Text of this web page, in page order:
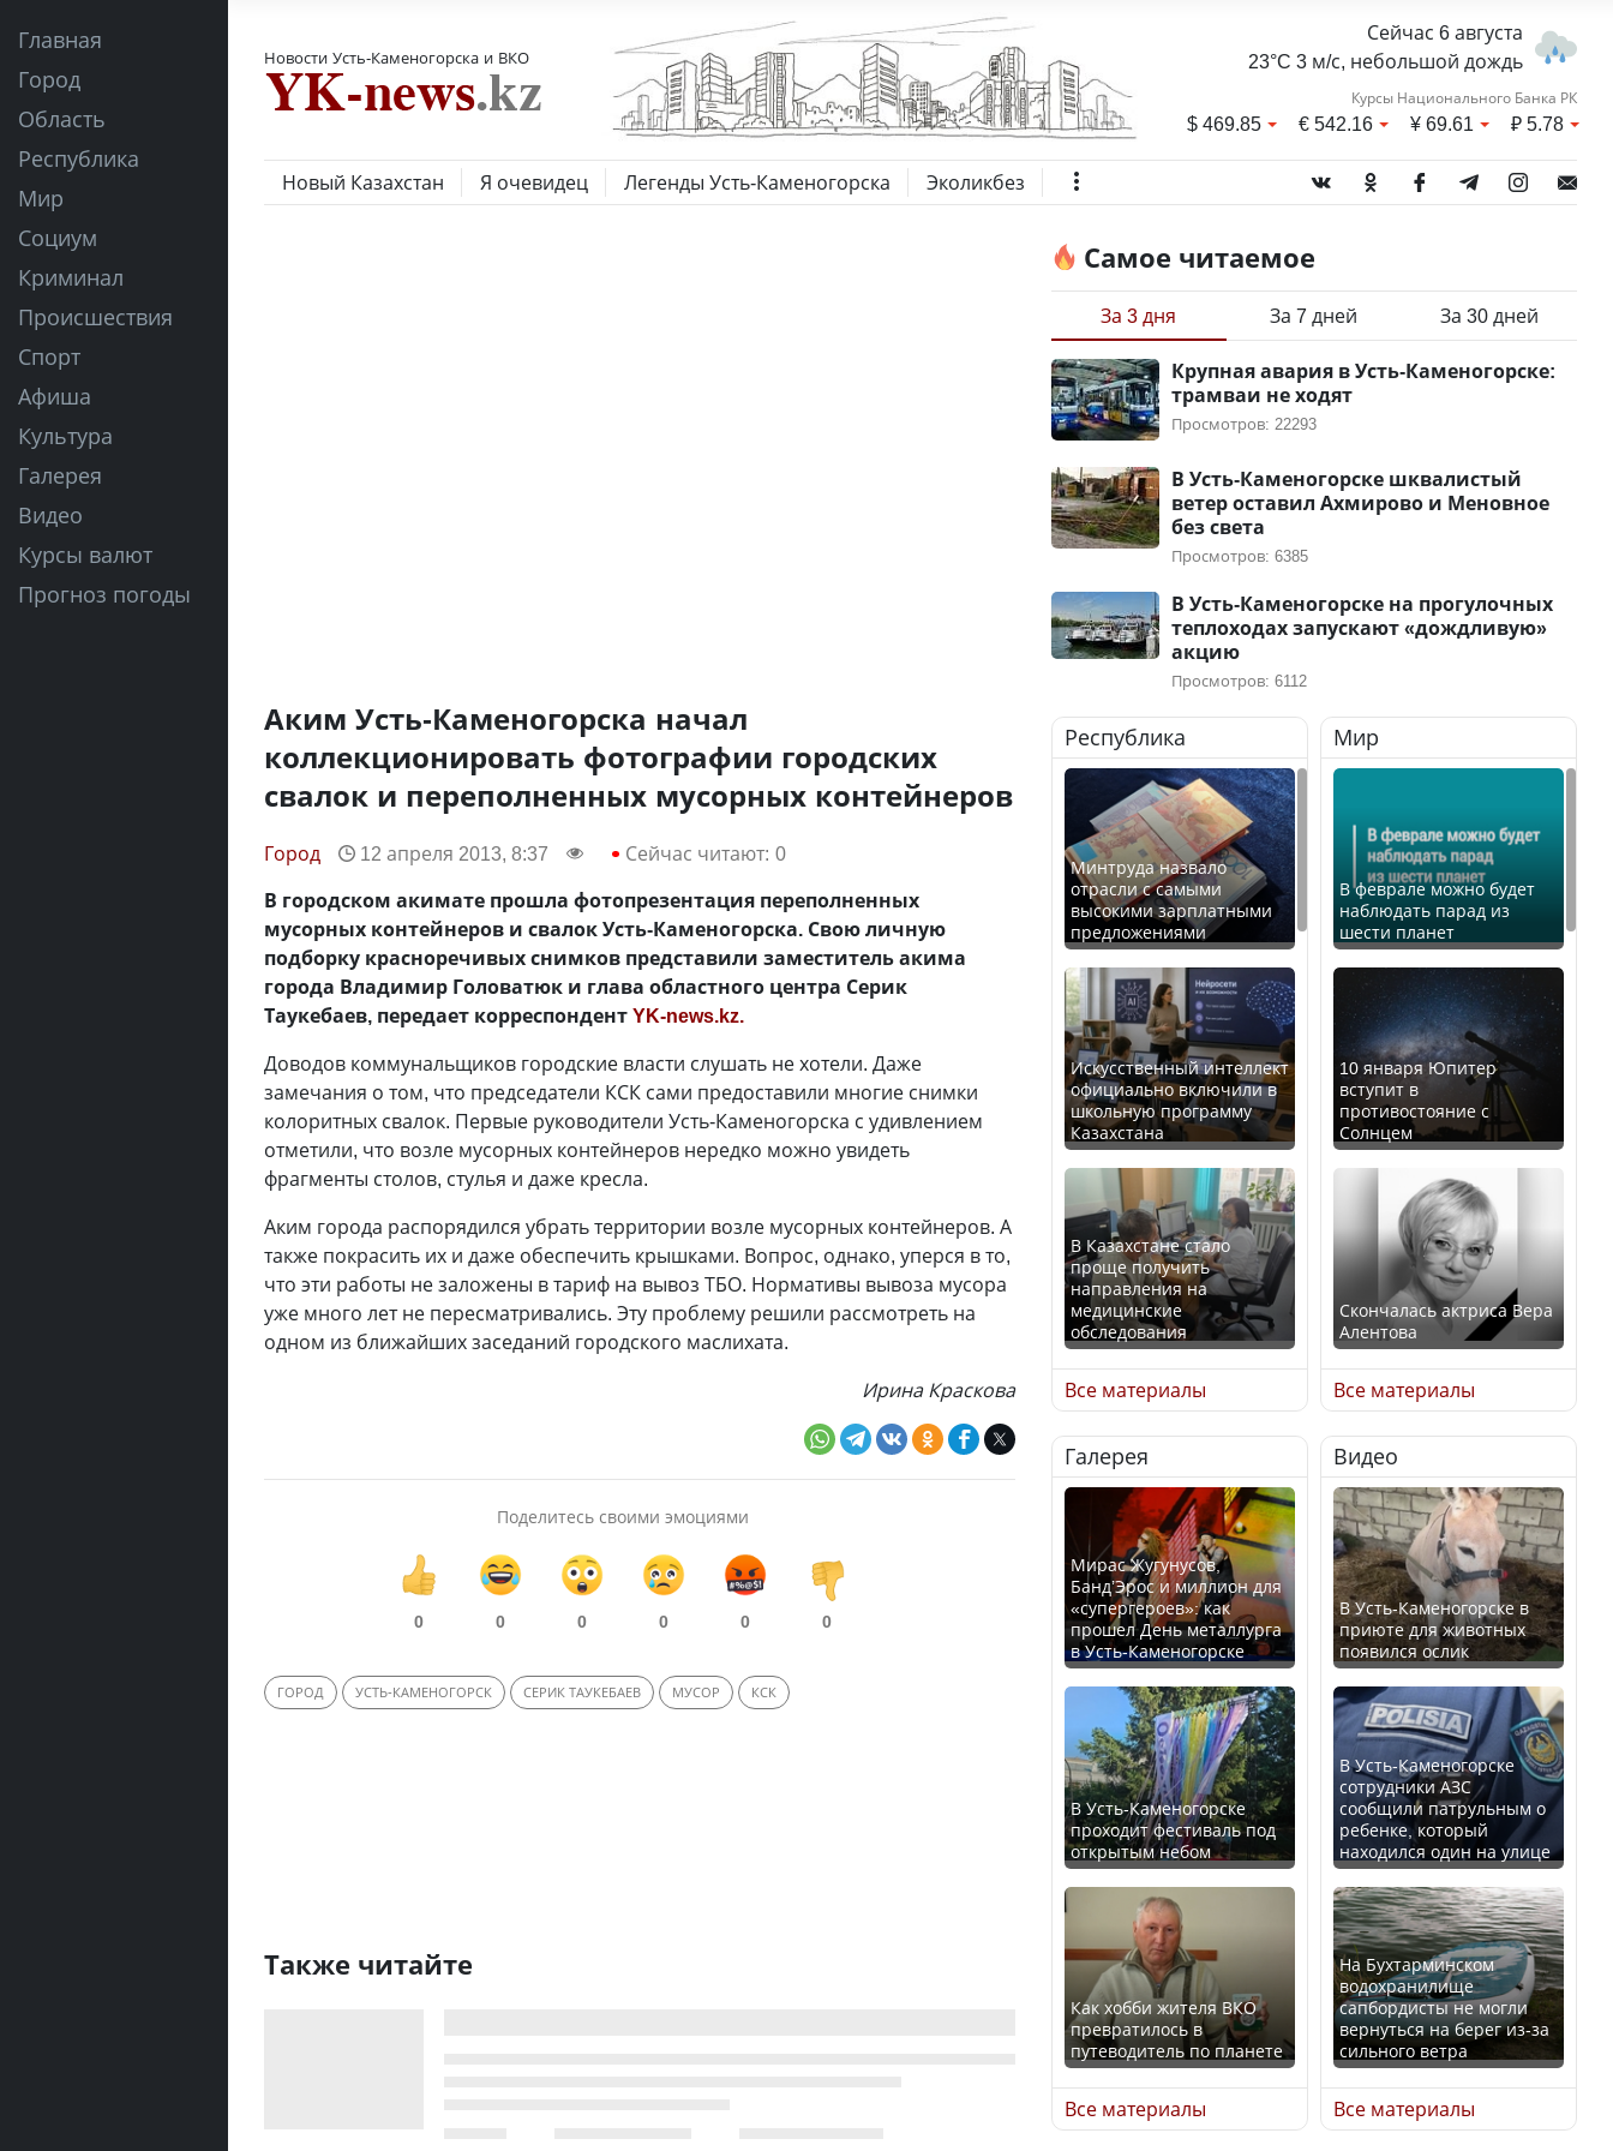
Главная
Город
Область
Республика
Мир
Социум
Криминал
Происшествия
Спорт
Афиша
Культура
Галерея
Видео
Курсы валют
Прогноз погоды
Новости Усть-Каменогорска и ВКО
Сейчас 6 августа
23°C 3 м/с, небольшой дождь
Курсы Национального Банка РК
$469.85 €542.16 ¥69.61 ₽5.78
Новый Казахстан Я очевидец Легенды Усть-Каменогорска Эколикбез
Аким Усть-Каменогорска начал
коллекционировать фотографии городских
свалок и переполненных мусорных контейнеров
Город 12 апреля 2013, 8:37 Сейчас читают: 0
В городском акимате прошла фотопрезентация переполненных
мусорных контейнеров и свалок Усть-Каменогорска. Свою личную
подборку красноречивых снимков представили заместитель акима
города Владимир Головатюк и глава областного центра Серик
Таукебаев, передает корреспондентYK-news.kz.
Доводов коммунальщиков городские власти слушать не хотели. Даже
замечания о том, что председатели КСК сами предоставили многие снимки
колоритных свалок. Первые руководители Усть-Каменогорска с удивлением
отметили, что возле мусорных контейнеров нередко можно увидеть
фрагменты столов, стулья и даже кресла.
Аким города распорядился убрать территории возле мусорных контейнеров. А
также покрасить их и даже обеспечить крышками. Вопрос, однако, уперся в то,
что эти работы не заложены в тариф на вывоз ТБО. Нормативы вывоза мусора
уже много лет не пересматривались. Эту проблему решили рассмотреть на
одном из ближайших заседаний городского маслихата.
Ирина Краскова
Поделитесь своими эмоциями
0 0 0 0 0 0
ГОРОД УСТЬ-КАМЕНОГОРСК СЕРИК ТАУКЕБАЕВ МУСОР КСК
Также читайте
Самое читаемое
За 3 дня За 7 дней За 30 дней
Крупная авария в Усть-Каменогорске:
трамваи не ходят
Просмотров: 22293
В Усть-Каменогорске шквалистый
ветер оставил Ахмирово и Меновное
без света
Просмотров: 6385
В Усть-Каменогорске на прогулочных
теплоходах запускают «дождливую»
акцию
Просмотров: 6112
Республика
Минтруда назвало
отрасли с самыми
высокими зарплатными
предложениями
Искусственный интеллект
официально включили в
школьную программу
Казахстана
В Казахстане стало
проще получить
направления на
медицинские
обследования
Қазақстан Орталық Азия
елдері арасында әл-ауқат
индексінде көш бастады
Казахстан возглавил
рейтинг благополучия
среди стран Центральной
Азии
Будут ли представлены
интересы регионов в
Курултае?
Ең төменгі жалақы,
алимент, экология: жеті
партия сайлаушылармен
нені талқылап жатыр?
Все материалы
Мир
В феврале можно будет
наблюдать парад из
шести планет
10 января Юпитер
вступит в
противостояние с
Солнцем
Скончалась актриса Вера
Алентова
В РФ вынесен заочный
приговор по уголовному
делу об убийстве Игоря
Талькова
В России введены
дополнительные
ограничения для
казахстанских прав
Трамп официально
вступил в должность
президента США
Луну признали объектом
культурного наследия,
находящегося под
угрозой исчезновения
Все материалы
Галерея
Мирас Жугунусов,
Банд’Эрос и миллион для
«супергероев»: как
прошел День металлурга
в Усть-Каменогорске
В Усть-Каменогорске
проходит фестиваль под
открытым небом
Как хобби жителя ВКО
превратилось в
путеводитель по планете
Все материалы
Видео
В Усть-Каменогорске в
приюте для животных
появился ослик
В Усть-Каменогорске
сотрудники АЗС
сообщили патрульным о
ребенке, который
находился один на улице
На Бухтарминском
водохранилище
сапбордисты не могли
вернуться на берег из-за
сильного ветра
Все материалы